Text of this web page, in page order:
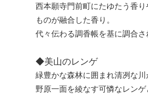
西本願寺門前町にたゆたう香
ものが融合した香り。
代々伝わる調香帳を基に調合さ
◆美山のレンゲ
緑豊かな森林に囲まれ清冽な川
野原一面を綾なす可憐なレン